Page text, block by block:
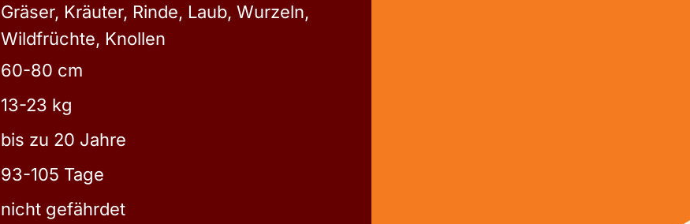
Gräser, Kräuter, Rinde, Laub, Wurzeln,
Wildfrüchte, Knollen
60-80 cm
13-23 kg
bis zu 20 Jahre
93-105 Tage
nicht gefährdet